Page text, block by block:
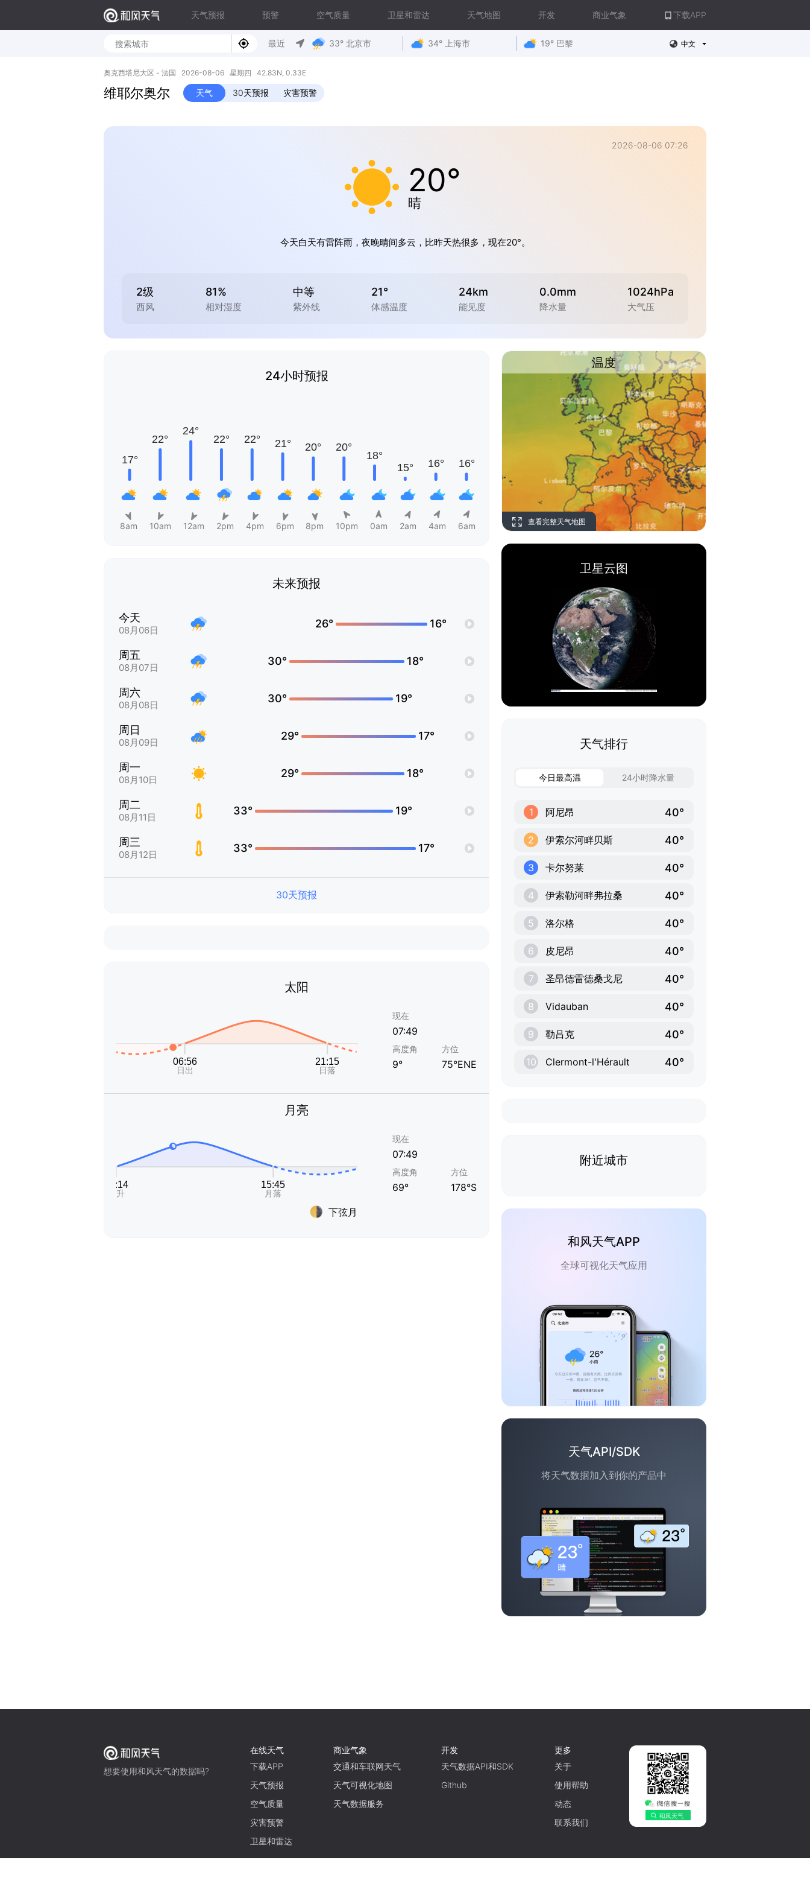
天气预报 预警 空气质量 卫星和雷达 天气地图 开发 商业气象 下载APP
最近 33° 北京市 34° 上海市 19° 巴黎 中文
奥克西塔尼大区 - 法国 2026-08-06 星期四 42.83N, 0.33E
维耶尔奥尔 天气 30天预报 灾害预警
2026-08-06 07:26
20°
晴
今天白天有雷阵雨，夜晚晴间多云，比昨天热很多，现在20°。
2级
西风
81%
相对湿度
中等
紫外线
21°
体感温度
24km
能见度
0.0mm
降水量
1024hPa
大气压
24小时预报
8am 10am 12am 2pm 4pm 6pm 8pm 10pm 0am 2am 4am 6am
未来预报
今天
08月06日
26° 16°
周五
08月07日
30° 18°
周六
08月08日
30° 19°
周日
08月09日
29° 17°
周一
08月10日
29° 18°
周二
08月11日
33° 19°
周三
08月12日
33° 17°
30天预报
太阳
现在
07:49
高度角
9°
方位
75°ENE
月亮
下弦月
现在
07:49
高度角
69°
方位
178°S
温度
查看完整天气地图
卫星云图
天气排行
今日最高温 24小时降水量
1 阿尼昂 40°
2 伊索尔河畔贝斯 40°
3 卡尔努莱 40°
4 伊索勒河畔弗拉桑 40°
5 洛尔格 40°
6 皮尼昂 40°
7 圣昂德雷德桑戈尼 40°
8 Vidauban 40°
9 勒吕克 40°
10 Clermont-l'Hérault 40°
附近城市
和风天气APP
全球可视化天气应用
天气API/SDK
将天气数据加入到你的产品中
想要使用和风天气的数据吗?
在线天气
下载APP
天气预报
空气质量
灾害预警
卫星和雷达
商业气象
交通和车联网天气
天气可视化地图
天气数据服务
开发
天气数据API和SDK
Github
更多
关于
使用帮助
动态
联系我们